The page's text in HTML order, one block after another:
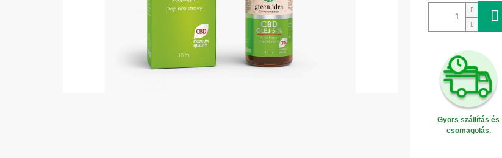
Gyors szállítás és
csomagolás.